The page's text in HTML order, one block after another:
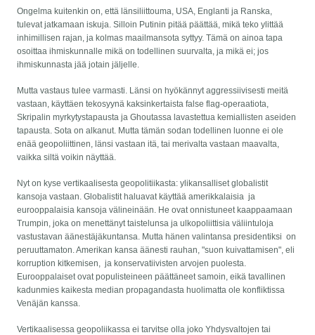
Ongelma kuitenkin on, että länsiliittouma, USA, Englanti ja Ranska,
tulevat jatkamaan iskuja. Silloin Putinin pitää päättää, mikä teko ylittää
inhimillisen rajan, ja kolmas maailmansota syttyy. Tämä on ainoa tapa
osoittaa ihmiskunnalle mikä on todellinen suurvalta, ja mikä ei; jos
ihmiskunnasta jää jotain jäljelle.
Mutta vastaus tulee varmasti. Länsi on hyökännyt aggressiivisesti meitä
vastaan, käyttäen tekosyynä kaksinkertaista false flag-operaatiota,
Skripalin myrkytystapausta ja Ghoutassa lavastettua kemiallisten aseiden
tapausta. Sota on alkanut. Mutta tämän sodan todellinen luonne ei ole
enää geopoliittinen, länsi vastaan itä, tai merivalta vastaan maavalta,
vaikka siltä voikin näyttää.
Nyt on kyse vertikaalisesta geopolitiikasta: ylikansalliset globalistit
kansoja vastaan. Globalistit haluavat käyttää amerikkalaisia ​ ja
eurooppalaisia ​​kansoja välineinään. He ovat onnistuneet kaappaamaan
Trumpin, joka on menettänyt taistelunsa ja ulkopoliittisia väliintuloja
vastustavan äänestäjäkuntansa. Mutta hänen valintansa presidentiksi on
peruuttamaton. Amerikan kansa äänesti rauhan, "suon kuivattamisen", eli
korruption kitkemisen, ja konservatiivisten arvojen puolesta.
Eurooppalaiset ovat populisteineen päättäneet samoin, eikä tavallinen
kadunmies kaikesta median propagandasta huolimatta ole konfliktissa
Venäjän kanssa.
Vertikaalisessa geopoliikassa ei tarvitse olla joko Yhdysvaltojen tai